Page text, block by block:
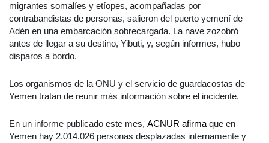
migrantes somalíes y etíopes, acompañadas por
contrabandistas de personas, salieron del puerto yemení de
Adén en una embarcación sobrecargada. La nave zozobró
antes de llegar a su destino, Yibuti, y, según informes, hubo
disparos a bordo.
Los organismos de la ONU y el servicio de guardacostas de
Yemen tratan de reunir más información sobre el incidente.
En un informe publicado este mes, ACNUR afirma que en
Yemen hay 2.014.026 personas desplazadas internamente y